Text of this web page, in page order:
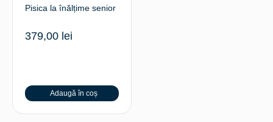
Pisica la înălțime senior
379,00 lei
Adaugă în coș